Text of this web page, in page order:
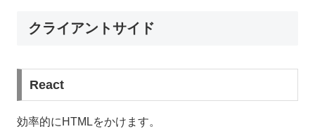
クライアントサイド
React
効率的にHTMLをかけます。